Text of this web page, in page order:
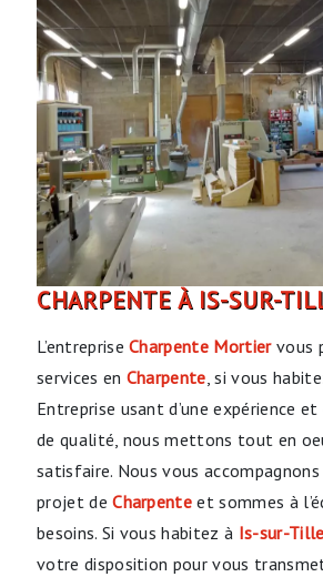
CHARPENTE À IS-SUR-
L’entrepriseCharpente Mortiervous
services en Charpente , si vous
Entreprise usant d’une expérience
de qualité, nous mettons tout en
satisfaire. Nous vous
projet deCharpente et sommes à
besoins. Si vous habitez à Is-sur-Tille
votre disposition pour vous